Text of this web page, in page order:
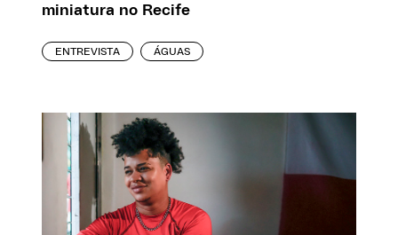
miniatura no Recife
ENTREVISTA ÁGUAS